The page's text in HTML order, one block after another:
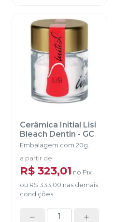
Cerâmica Initial Lisi
Bleach Dentin - GC
Embalagem com 20g.
a partir de:
R$ 323,01 no Pix
ou R$ 333,00 nas demais
condições